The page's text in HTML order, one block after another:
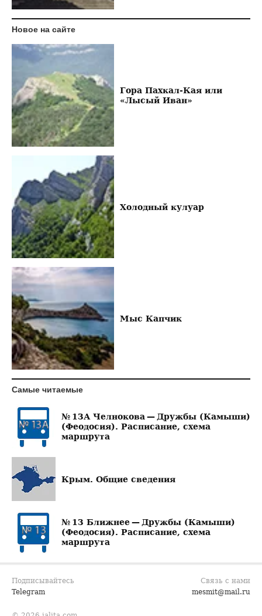
Новое на сайте
Гора Пахкал-Кая или
«Лысый Иван»
Холодный кулуар
Мыс Капчик
Самые читаемые
№ 13А Челнокова — Дружбы (Камыши)
(Феодосия). Расписание, схема
маршрута
Крым. Общие сведения
№ 13 Ближнее — Дружбы (Камыши)
(Феодосия). Расписание, схема
маршрута
Подписывайтесь
Telegram
Связь с нами
mesmit@mail.ru